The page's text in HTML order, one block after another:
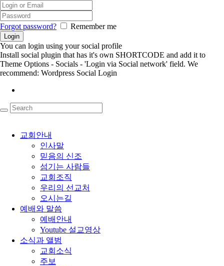
Forgot password? Remember me
You can login using your social profile
Install social plugin that has it's own SHORTCODE and add it to
Theme Options - Socials - 'Login via Social network' field. We
recommend: Wordpress Social Login
교회안내
인사말
믿음의 신조
섬기는 사람들
교회조직
우리의 선교처
오시는길
예배와 말씀
예배안내
Youtube 설교영상
소식과 앨범
교회소식
주보